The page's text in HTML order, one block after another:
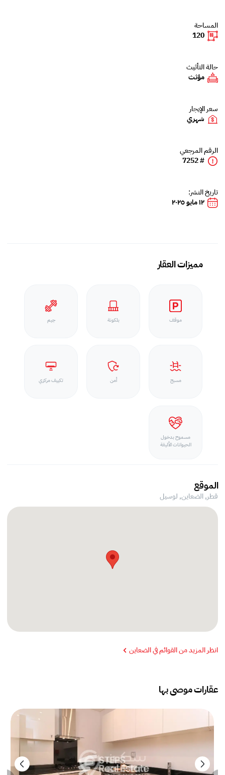
المساحة
120
حالة التأثيث
مؤثث
سعر الإيجار
شهري
الرقم المرجعي
# 7252
تاريخ النشر:
١٢ مايو ٢٠٢٥
مميزات العقار
موقف بلكونة جيم
مسبح أمن تكييف مركزي
مسموح بدخول
الحيوانات الأليفة
الموقع
قطر, الضعاين, لوسيل
انظر المزيد من القوائم في الضعاين
عقارات موصى بها